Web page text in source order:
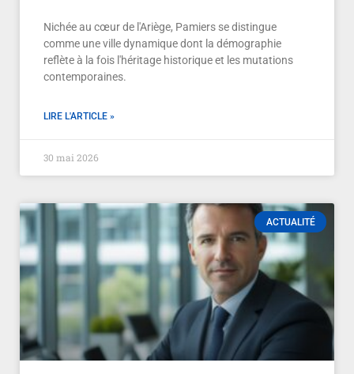
Nichée au cœur de l'Ariège, Pamiers se distingue
comme une ville dynamique dont la démographie
reflète à la fois l'héritage historique et les mutations
contemporaines.
LIRE L'ARTICLE »
30 mai 2026
ACTUALITÉ